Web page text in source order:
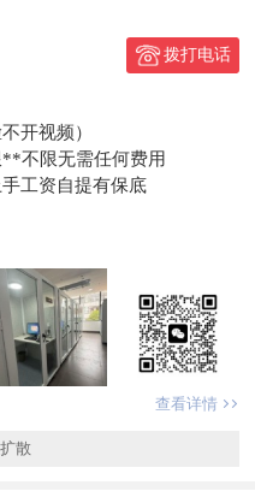
拨打电话
开视频）
不限无需任何费用
工资自提有保底
6-8小时
和街349号声优传媒电话19
查看详情
散